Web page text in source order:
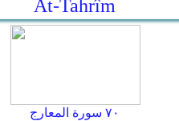
At-Tahrîm
٧٠ سورة المعارج